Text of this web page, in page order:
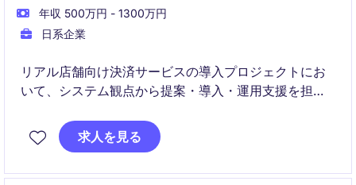
年収 500万円 - 1300万円
日系企業
リアル店舗向け決済サービスの導入プロジェクトにお
いて、システム観点から提案・導入・運用支援を担う
社内外の関係者と連携しながら、POS端末や決済シス
テムの企画・調整・プロジェクト推進を行います。
求人を見る